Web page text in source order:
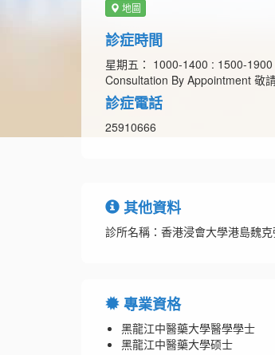
地圖
診症時間
星期五： 1000-1400 : 1500-1900
Consultation By Appointment 敬
診症電話
25910666
其他資料
診所名稱：香港浸會大學港島魏
專業資格
黑龍江中醫藥大學醫學學士
黑龍江中醫藥大學硕士